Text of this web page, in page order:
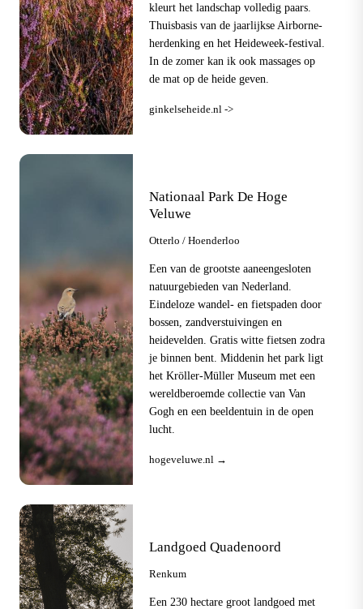
kleurt het landschap volledig paars.
Thuisbasis van de jaarlijkse Airborne-
herdenking en het Heideweek-festival.
In de zomer kan ik ook massages op
de mat op de heide geven.
ginkelseheide.nl ->
Nationaal Park De Hoge
Veluwe
Otterlo / Hoenderloo
Een van de grootste aaneengesloten
natuurgebieden van Nederland.
Eindeloze wandel- en fietspaden door
bossen, zandverstuivingen en
heidevelden. Gratis witte fietsen zodra
je binnen bent. Middenin het park ligt
het Kröller-Müller Museum met een
wereldberoemde collectie van Van
Gogh en een beeldentuin in de open
lucht.
hogeveluwe.nl →
Landgoed Quadenoord
Renkum
Een 230 hectare groot landgoed met